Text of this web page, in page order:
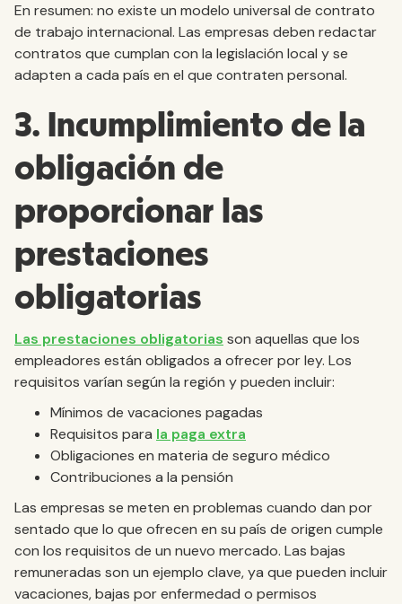
En resumen: no existe un modelo universal de contrato
de trabajo internacional. Las empresas deben redactar
contratos que cumplan con la legislación local y se
adapten a cada país en el que contraten personal.
3. Incumplimiento de la
obligación de
proporcionar las
prestaciones
obligatorias
Las prestaciones obligatorias son aquellas que los
empleadores están obligados a ofrecer por ley. Los
requisitos varían según la región y pueden incluir:
Mínimos de vacaciones pagadas
Requisitos para la paga extra
Obligaciones en materia de seguro médico
Contribuciones a la pensión
Las empresas se meten en problemas cuando dan por
sentado que lo que ofrecen en su país de origen cumple
con los requisitos de un nuevo mercado. Las bajas
remuneradas son un ejemplo clave, ya que pueden incluir
vacaciones, bajas por enfermedad o permisos